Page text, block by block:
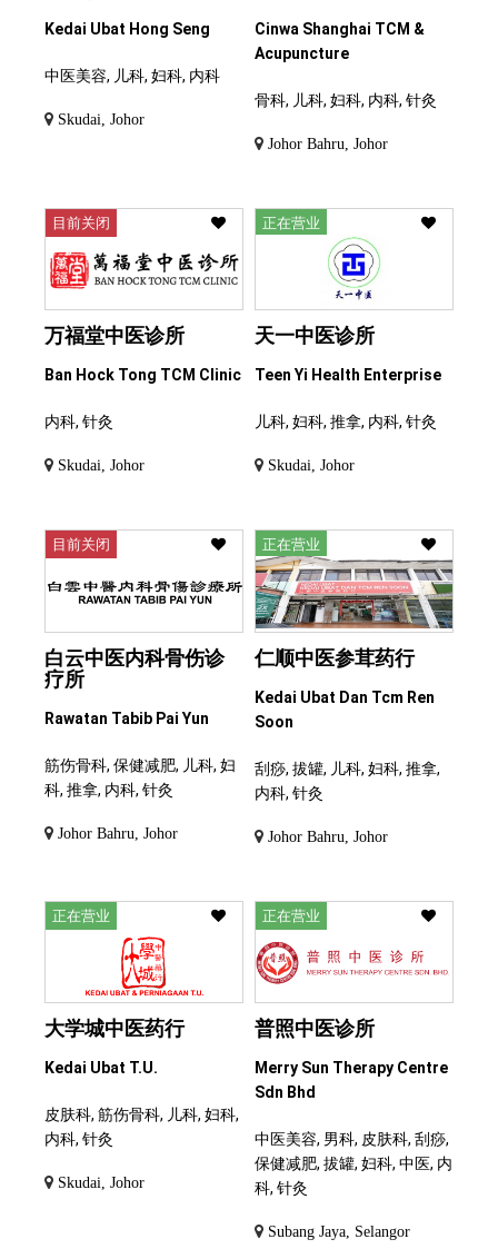
Kedai Ubat Hong Seng
中医美容, 儿科, 妇科, 内科
Skudai, Johor
Cinwa Shanghai TCM &
Acupuncture
骨科, 儿科, 妇科, 内科, 针灸
Johor Bahru, Johor
目前关闭
万福堂中医诊所
Ban Hock Tong TCM Clinic
内科, 针灸
Skudai, Johor
正在营业
天一中医诊所
Teen Yi Health Enterprise
儿科, 妇科, 推拿, 内科, 针灸
Skudai, Johor
目前关闭
白云中医内科骨伤诊
疗所
Rawatan Tabib Pai Yun
筋伤骨科, 保健减肥, 儿科, 妇
科, 推拿, 内科, 针灸
Johor Bahru, Johor
正在营业
仁顺中医参茸药行
Kedai Ubat Dan Tcm Ren
Soon
刮痧, 拔罐, 儿科, 妇科, 推拿,
内科, 针灸
Johor Bahru, Johor
正在营业
大学城中医药行
Kedai Ubat T.U.
皮肤科, 筋伤骨科, 儿科, 妇科,
内科, 针灸
Skudai, Johor
正在营业
普照中医诊所
Merry Sun Therapy Centre
Sdn Bhd
中医美容, 男科, 皮肤科, 刮痧,
保健减肥, 拔罐, 妇科, 中医, 内
科, 针灸
Subang Jaya, Selangor